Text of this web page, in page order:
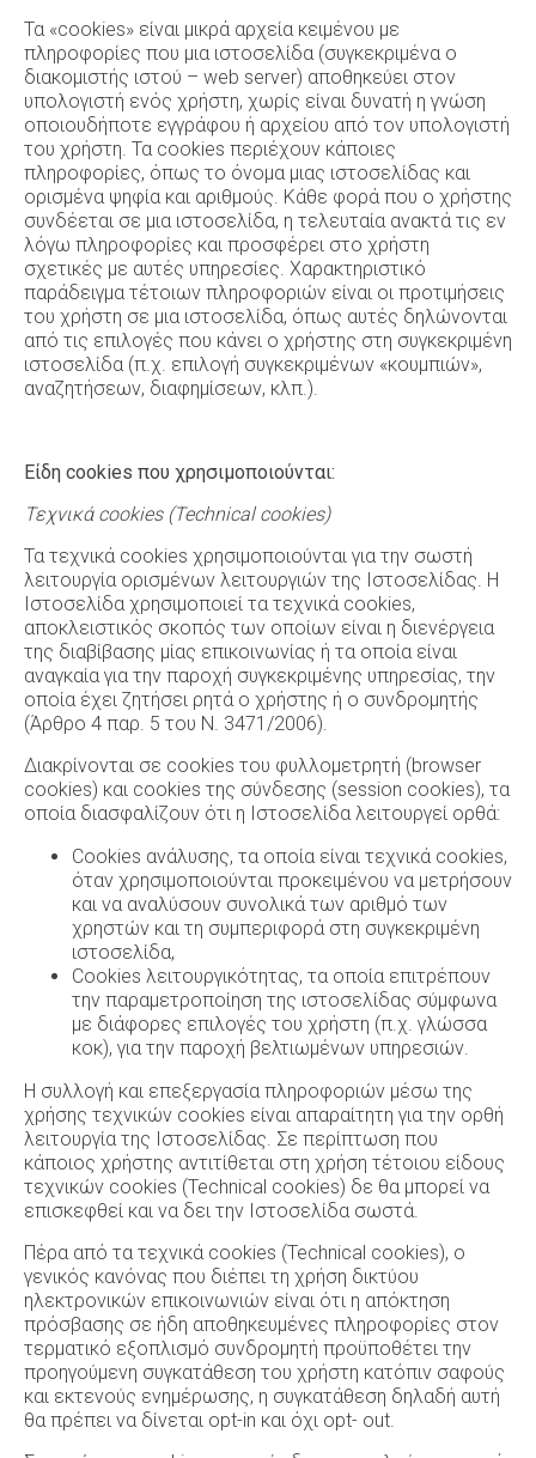
Τα «cookies» είναι μικρά αρχεία κειμένου με
πληροφορίες που μια ιστοσελίδα (συγκεκριμένα ο
διακομιστής ιστού – web server) αποθηκεύει στον
υπολογιστή ενός χρήστη, χωρίς είναι δυνατή η γνώση
οποιουδήποτε εγγράφου ή αρχείου από τον υπολογιστή
του χρήστη. Τα cookies περιέχουν κάποιες
πληροφορίες, όπως το όνομα μιας ιστοσελίδας και
ορισμένα ψηφία και αριθμούς. Κάθε φορά που ο χρήστης
συνδέεται σε μια ιστοσελίδα, η τελευταία ανακτά τις εν
λόγω πληροφορίες και προσφέρει στο χρήστη
σχετικές με αυτές υπηρεσίες. Χαρακτηριστικό
παράδειγμα τέτοιων πληροφοριών είναι οι προτιμήσεις
του χρήστη σε μια ιστοσελίδα, όπως αυτές δηλώνονται
από τις επιλογές που κάνει ο χρήστης στη συγκεκριμένη
ιστοσελίδα (π.χ. επιλογή συγκεκριμένων «κουμπιών»,
αναζητήσεων, διαφημίσεων, κλπ.).
Είδη cookies που χρησιμοποιούνται:
Τεχνικά cookies(Technicalcookies)
Τα τεχνικά cookies χρησιμοποιούνται για την σωστή
λειτουργία ορισμένων λειτουργιών της Ιστοσελίδας. Η
Ιστοσελίδα χρησιμοποιεί τα τεχνικά cookies,
αποκλειστικός σκοπός των οποίων είναι η διενέργεια
της διαβίβασης μίας επικοινωνίας ή τα οποία είναι
αναγκαία για την παροχή συγκεκριμένης υπηρεσίας, την
οποία έχει ζητήσει ρητά ο χρήστης ή ο συνδρομητής
(Άρθρο 4 παρ. 5 του Ν. 3471/2006).
Διακρίνονται σε cookies του φυλλομετρητή (browser
cookies) και cookies της σύνδεσης (session cookies), τα
οποία διασφαλίζουν ότι η Ιστοσελίδα λειτουργεί ορθά:
Cookies ανάλυσης, τα οποία είναι τεχνικά cookies,
όταν χρησιμοποιούνται προκειμένου να μετρήσουν
και να αναλύσουν συνολικά των αριθμό των
χρηστών και τη συμπεριφορά στη συγκεκριμένη
ιστοσελίδα,
Cookies λειτουργικότητας, τα οποία επιτρέπουν
την παραμετροποίηση της ιστοσελίδας σύμφωνα
με διάφορες επιλογές του χρήστη (π.χ. γλώσσα
κοκ), για την παροχή βελτιωμένων υπηρεσιών.
Η συλλογή και επεξεργασία πληροφοριών μέσω της
χρήσης τεχνικών cookies είναι απαραίτητη για την ορθή
λειτουργία της Ιστοσελίδας. Σε περίπτωση που
κάποιος χρήστης αντιτίθεται στη χρήση τέτοιου είδους
τεχνικών cookies (Technical cookies) δε θα μπορεί να
επισκεφθεί και να δει την Ιστοσελίδα σωστά.
Πέρα από τα τεχνικά cookies (Technical cookies), ο
γενικός κανόνας που διέπει τη χρήση δικτύου
ηλεκτρονικών επικοινωνιών είναι ότι η απόκτηση
πρόσβασης σε ήδη αποθηκευμένες πληροφορίες στον
τερματικό εξοπλισμό συνδρομητή προϋποθέτει την
προηγούμενη συγκατάθεση του χρήστη κατόπιν σαφούς
και εκτενούς ενημέρωσης, η συγκατάθεση δηλαδή αυτή
θα πρέπει να δίνεται opt-in και όχι opt- out.